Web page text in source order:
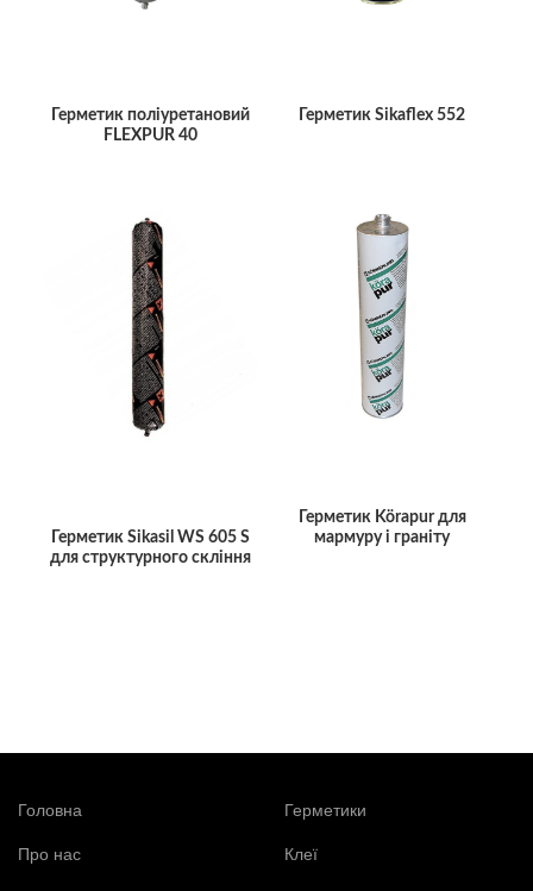
Герметик поліуретановий
FLEXPUR 40
Герметик Sikaflex 552
Герметик Sikasil WS 605 S
для структурного скління
Герметик Körapur для
мармуру і граніту
Головна
Про нас
Герметики
Клеї